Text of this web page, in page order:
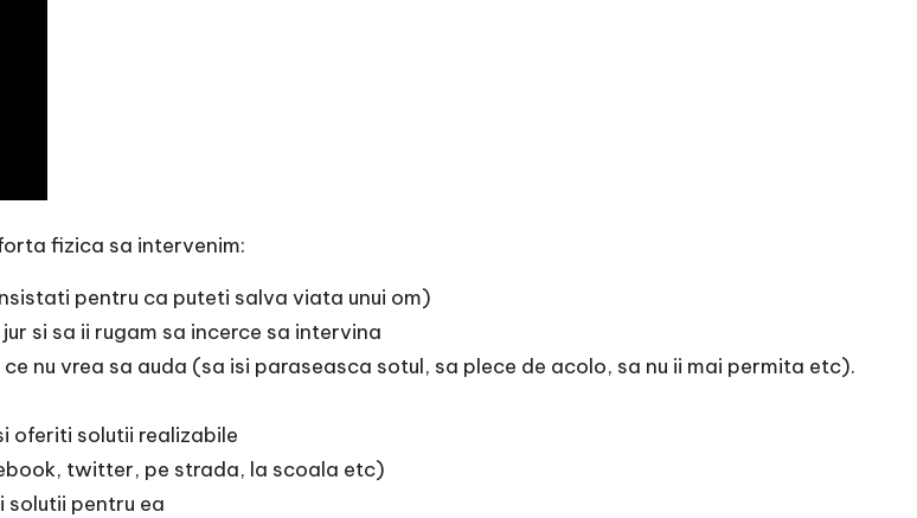
fizica sa intervenim:
pentru ca puteti salva viata unui om)
si sa ii rugam sa incerce sa intervina
nu vrea sa auda (sa isi paraseasca sotul, sa plece de acolo, sa nu ii mai permita etc).
oferiti solutii realizabile
twitter, pe strada, la scoala etc)
pentru ea